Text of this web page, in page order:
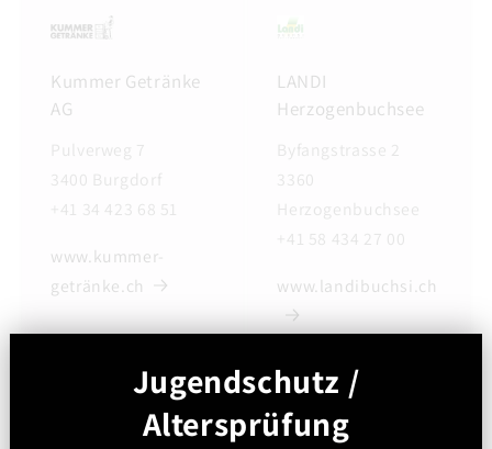
Kummer Getränke
AG
Pulverweg 7
3400 Burgdorf
+41 34 423 68 51
www.kummer-
getränke.ch
LANDI
Herzogenbuchsee
Byfangstrasse 2
3360
Herzogenbuchsee
+41 58 434 27 00
www.landibuchsi.ch
Jugendschutz /
Altersprüfung